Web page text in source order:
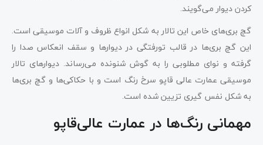
کردن دیوار می‌گویند.
گچ بری‌های خاص این تالار به شکل انواع ظروف و آلات موسیقی است.
این گچ بری‌ها در قالب تورفتگی در دیوارها و سقف انعکاس صدا را
گرفته و نوای مطلوبی را به گوش شنونده می‌رساند. دیوارهای تالار
موسیقی عمارت عالی قاپو سرخ رنگ است و با حکاکی‌ها و گچ بری‌ها
به شکل نفس گیری تزیین شده است.
مهمانی رنگ‌ها در عمارت عالی‌قاپو